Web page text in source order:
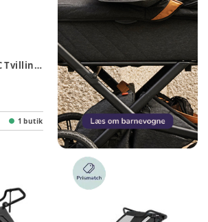
Joie Estrella W/ RC Tvillingevogn - Ebony
1 butik